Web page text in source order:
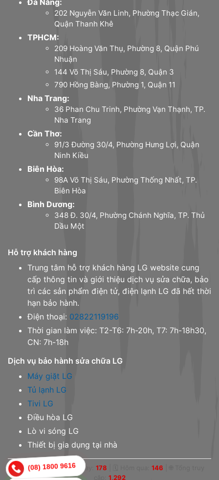
Đà Nẵng:
202 Nguyễn Văn Linh, Phường Thạc Gián,
Quận Thanh Khê
TPHCM:
209 Hoàng Văn Thụ, Phường 8, Quận Phú
Nhuận
144 Võ Thị Sáu, Phường 8, Quận 3
790 Hồng Bàng, Phường 1, Quận 11
Nha Trang:
36 Phan Chu Trinh, Phường Vạn Thạnh, TP.
Nha Trang
Cần Thơ:
91/3 Đường 30/4, Phường Hưng Lợi, Quận
Ninh Kiều
Biên Hòa:
98A Võ Thị Sáu, Phường Thống Nhất, TP.
Biên Hòa
Bình Dương:
348 Đ. 30/4, Phường Chánh Nghĩa, TP. Thủ
Dầu Một
Hỗ trợ khách hàng
Trung tâm hỗ trợ khách hàng LG website cung
cấp thông tin và giới thiệu dịch vụ sửa chữa, bảo
trì các sản phẩm điện tử, điện lạnh LG đã hết thời
hạn bảo hành.
Điện thoại: 02822119196
Thời gian làm việc: T2-T6: 7h-20h, T7: 7h-18h30,
CN: 7h-18h
Dịch vụ bảo hành sửa chữa LG
Máy giặt LG
Tủ lạnh LG
Tivi LG
Điều hòa LG
Lò vi sóng LG
Thiết bị gia dụng tại nhà
👁 Online:0|📅 Hôm nay: 178 146
1,292
(08) 1800 9616
(08) 1800 9616